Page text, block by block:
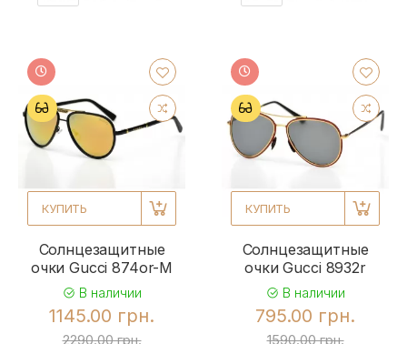
КУПИТЬ
Солнцезащитные
очки Gucci 874or-M
В наличии
1145.00 грн.
2290.00 грн.
КУПИТЬ
Солнцезащитные
очки Gucci 8932r
В наличии
795.00 грн.
1590.00 грн.